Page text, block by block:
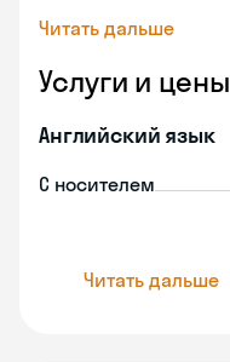
Читать дальше
Услуги и цены
Английский язык
С носителем
Читать дальше